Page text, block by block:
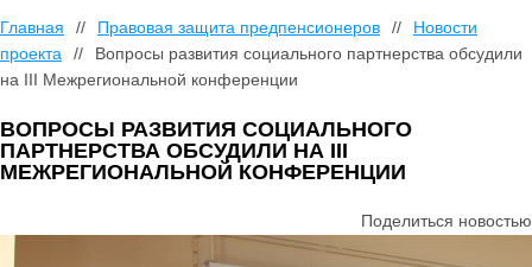
Главная // Правовая защита предпенсионеров //
Новости
проекта
//
Вопросы развития социального партнерства обсудили
на III Межрегиональной конференции
ВОПРОСЫ РАЗВИТИЯ СОЦИАЛЬНОГО
ПАРТНЕРСТВА ОБСУДИЛИ НА III
МЕЖРЕГИОНАЛЬНОЙ КОНФЕРЕНЦИИ
Поделиться новостью